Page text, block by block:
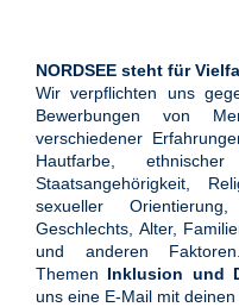
NORDSEE steht für
Wir verpflichten uns
Bewerbungen von
verschiedener
Hautfarbe, ethnischer
Staatsangehörigkeit,
sexueller
Geschlechts, Alter,
und anderen
Themen Inklusion und
uns eine E-Mail mit